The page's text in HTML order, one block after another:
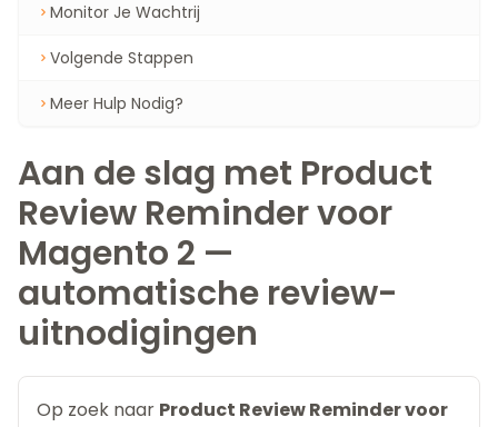
Monitor Je Wachtrij
Volgende Stappen
Meer Hulp Nodig?
Aan de slag met Product
Review Reminder voor
Magento 2 —
automatische review-
uitnodigingen
Op zoek naar Product Review Reminder voor